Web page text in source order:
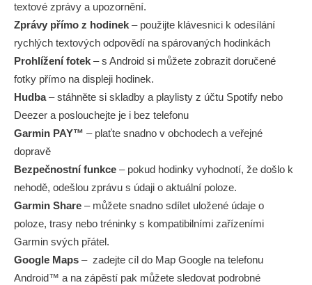
textové zprávy a upozornění.
Zprávy přímo z hodinek – použijte klávesnici k odesílání
rychlých textových odpovědí na spárovaných hodinkách
Prohlížení fotek – s Android si můžete zobrazit doručené
fotky přímo na displeji hodinek.
Hudba– stáhněte si skladby a playlisty z účtu Spotify nebo
Deezer a poslouchejte je i bez telefonu
Garmin PAY™ – plaťte snadno v obchodech a veřejné
dopravě
Bezpečnostní funkce – pokud hodinky vyhodnotí, že došlo k
nehodě, odešlou zprávu s údaji o aktuální poloze.
Garmin Share – můžete snadno sdílet uložené údaje o
poloze, trasy nebo tréninky s kompatibilními zařízeními
Garmin svých přátel.
Google Maps – zadejte cíl do Map Google na telefonu
Android™ a na zápěstí pak můžete sledovat podrobné